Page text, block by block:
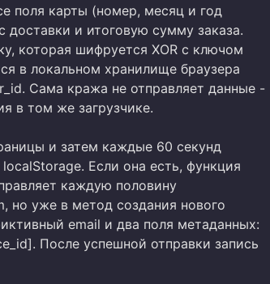
поля карты (номер, месяц и год
доставки и итоговую сумму заказа.
которая шифруется XOR с ключом
в локальном хранилище браузера
Сама кража не отправляет данные -
в том же загрузчике.
и затем каждые 60 секунд
Если она есть, функция
каждую половину
но уже в метод создания нового
email и два поля метаданных:
После успешной отправки запись